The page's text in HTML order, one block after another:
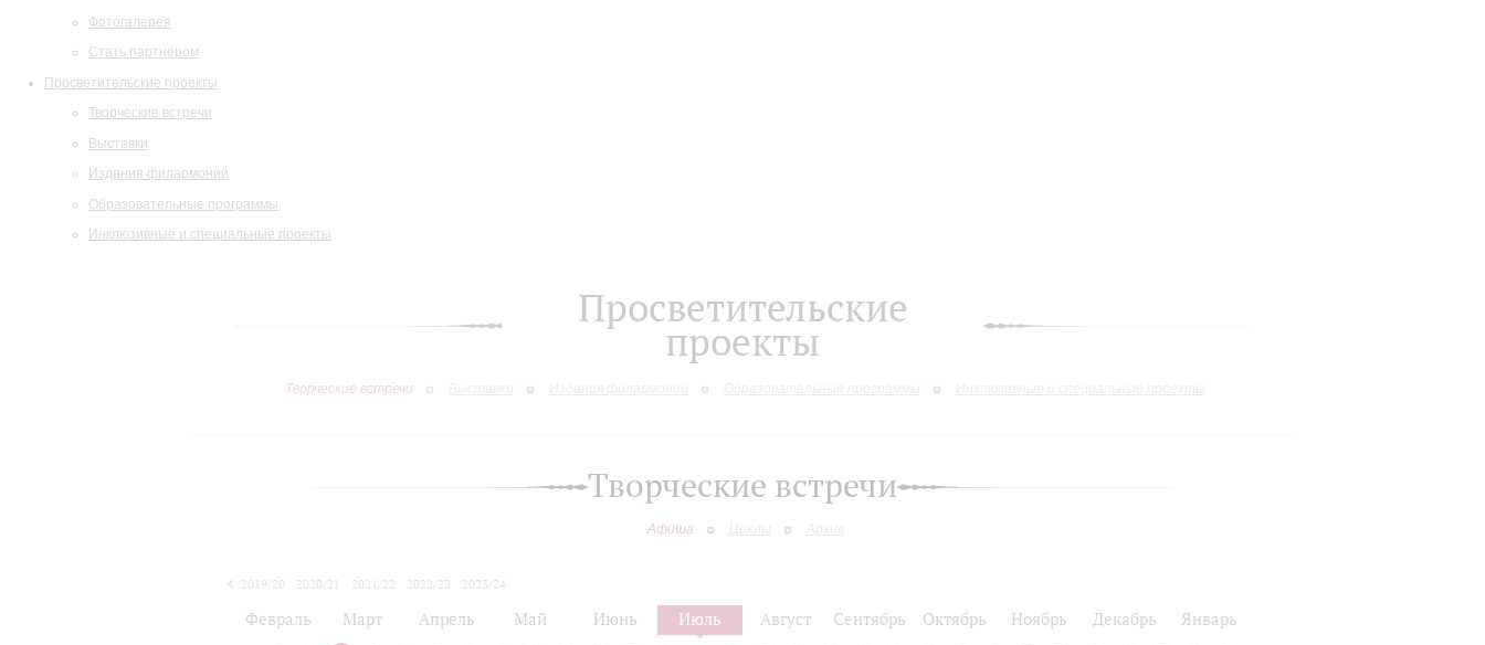
Фотогалерея
Стать партнером
Просветительские проекты
Творческие встречи
Выставки
Издания филармонии
Образовательные программы
Инклюзивные и специальные проекты
Просветительские
проекты
Творческие встречи
Творческие встречи
Афиша Циклы Архив
2019/20 2020/21 2021/22 2022/23
2023/24
Февраль Март Апрель Май Июнь Июль Август Сентябрь Октябрь Ноябрь Декабрь Январь